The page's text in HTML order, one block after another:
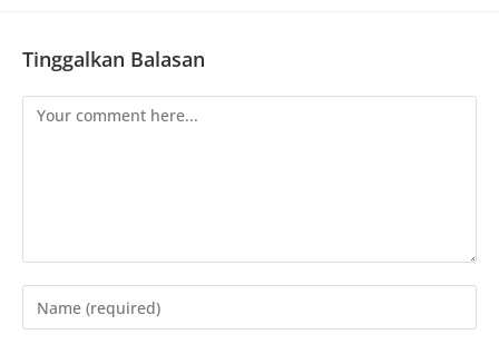
Tinggalkan Balasan
Comment
Enter
your